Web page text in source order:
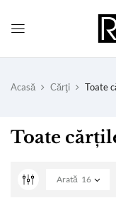
Acasă Cărţi Toate
Toate
Arată 16